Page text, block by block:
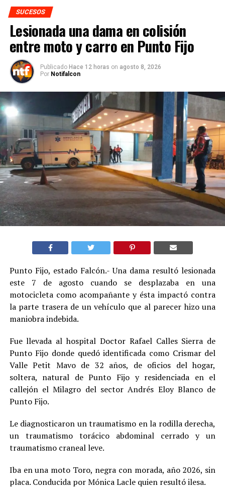
SUCESOS
Lesionada una dama en colisión
entre moto y carro en Punto Fijo
Publicado Hace 12 horas on agosto 8, 2026
Por Notifalcon
Punto Fijo, estado Falcón.- Una dama resultó lesionada
este 7 de agosto cuando se desplazaba en una
motocicleta como acompañante y ésta impactó contra
la parte trasera de un vehículo que al parecer hizo una
maniobra indebida.
Fue llevada al hospital Doctor Rafael Calles Sierra de
Punto Fijo donde quedó identificada como Crismar del
Valle Petit Mavo de 32 años, de oficios del hogar,
soltera, natural de Punto Fijo y residenciada en el
callejón el Milagro del sector Andrés Eloy Blanco de
Punto Fijo.
Le diagnosticaron un traumatismo en la rodilla derecha,
un traumatismo torácico abdominal cerrado y un
traumatismo craneal leve.
Iba en una moto Toro, negra con morada, año 2026, sin
placa. Conducida por Mónica Lacle quien resultó ilesa.